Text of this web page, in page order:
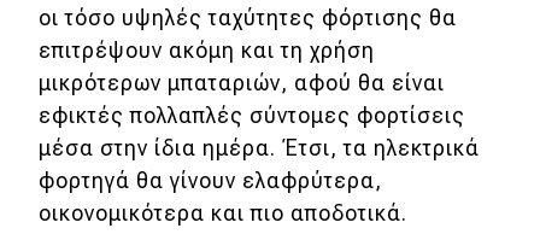
οι τόσο υψηλές ταχύτητες φόρτισης θα
επιτρέψουν ακόμη και τη χρήση
μικρότερων μπαταριών, αφού θα είναι
εφικτές πολλαπλές σύντομες φορτίσεις
μέσα στην ίδια ημέρα. Έτσι, τα ηλεκτρικά
φορτηγά θα γίνουν ελαφρύτερα,
οικονομικότερα και πιο αποδοτικά.